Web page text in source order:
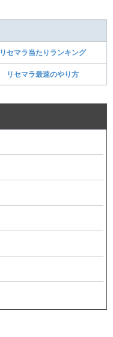
リセマラ当たりランキング
リセマラ最速のやり方